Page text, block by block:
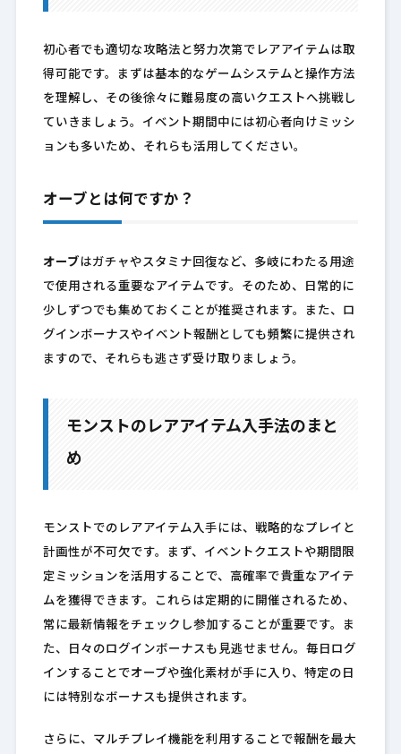
初心者でも適切な攻略法と努力次第でレアアイテムは取
得可能です。まずは基本的なゲームシステムと操作方法
を理解し、その後徐々に難易度の高いクエストへ挑戦し
ていきましょう。イベント期間中には初心者向けミッシ
ョンも多いため、それらも活用してください。
オーブとは何ですか？
オーブ はガチャやスタミナ回復など、多岐にわたる用途
で使用される重要なアイテムです。そのため、日常的に
少しずつでも集めておくことが推奨されます。また、ロ
グインボーナスやイベント報酬としても頻繁に提供され
ますので、それらも逃さず受け取りましょう。
モンストのレアアイテム入手法のまと
め
モンストでのレアアイテム入手には、戦略的なプレイと
計画性が不可欠です。まず、イベントクエストや期間限
定ミッションを活用することで、高確率で貴重なアイテ
ムを獲得できます。これらは定期的に開催されるため、
常に最新情報をチェックし参加することが重要です。ま
た、日々のログインボーナスも見逃せません。毎日ログ
インすることでオーブや強化素材が手に入り、特定の日
には特別なボーナスも提供されます。
さらに、マルチプレイ機能を利用することで報酬を最大